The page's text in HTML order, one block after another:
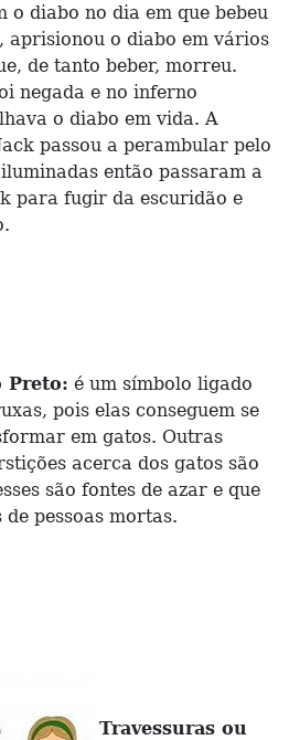
o diabo no dia em que bebeu
aprisionou o diabo em vários
de tanto beber, morreu.
negada e no inferno
o diabo em vida. A
passou a perambular pelo
então passaram a
para fugir da escuridão e
Preto: é um símbolo ligado
pois elas conseguem se
em gatos. Outras
acerca dos gatos são
são fontes de azar e que
pessoas mortas.
Travessuras ou